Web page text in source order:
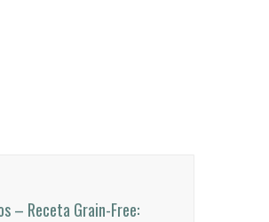
– Receta Grain-Free: